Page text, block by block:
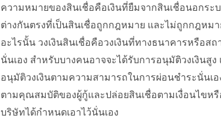
ความหมายของสินเชื่อคือเงินที่ยืมจากสินเชื่อนอกระ
ต่างกันตรงที่เป็นสินเชื่อถูกกฎหมาย และไม่ถูกกฎหมา
อะไรนั้น วงเงินสินเชื่อคือวงเงินที่ทางธนาคารหรือส
นั่นเอง สำหรับบางคนอาจจะได้รับการอนุมัติวงเงินสู
อนุมัติวงเงินตามความสามารถในการผ่อนชำระนั่นเอ
ตามคุณสมบัติของผู้กู้และปล่อยสินเชื่อตามเงื่อนไขห
บริษัทได้กำหนดเอาไว้นั่นเอง